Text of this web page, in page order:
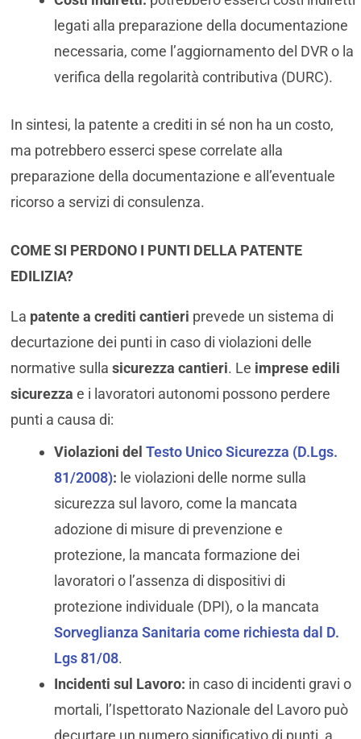
legati alla preparazione della documentazione
necessaria, come l’aggiornamento del DVR o la
verifica della regolarità contributiva (DURC).
In sintesi, la patente a crediti in sé non ha un costo,
ma potrebbero esserci spese correlate alla
preparazione della documentazione e all’eventuale
ricorso a servizi di consulenza.
COME SI PERDONO I PUNTI DELLA PATENTE
EDILIZIA?
La patente a crediti cantieri prevede un sistema di
decurtazione dei punti in caso di violazioni delle
normative sulla sicurezza cantieri. Le imprese edili
sicurezza e i lavoratori autonomi possono perdere
punti a causa di:
Violazioni del Testo Unico Sicurezza (D.Lgs.
81/2008): le violazioni delle norme sulla
sicurezza sul lavoro, come la mancata
adozione di misure di prevenzione e
protezione, la mancata formazione dei
lavoratori o l’assenza di dispositivi di
protezione individuale (DPI), o la mancata
Sorveglianza Sanitaria come richiesta dal D.
Lgs 81/08.
Incidenti sul Lavoro: in caso di incidenti gravi o
mortali, l’Ispettorato Nazionale del Lavoro può
decurtare un numero significativo di punti, a